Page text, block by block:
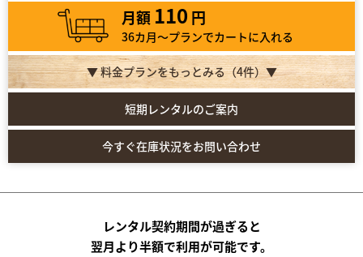
月額 110 円
36カ月～プランでカートに入れる
▼ 料金プランをもっとみる（4件）▼
短期レンタルのご案内
今すぐ在庫状況をお問い合わせ
レンタル契約期間が過ぎると
翌月より半額で利用が可能です。